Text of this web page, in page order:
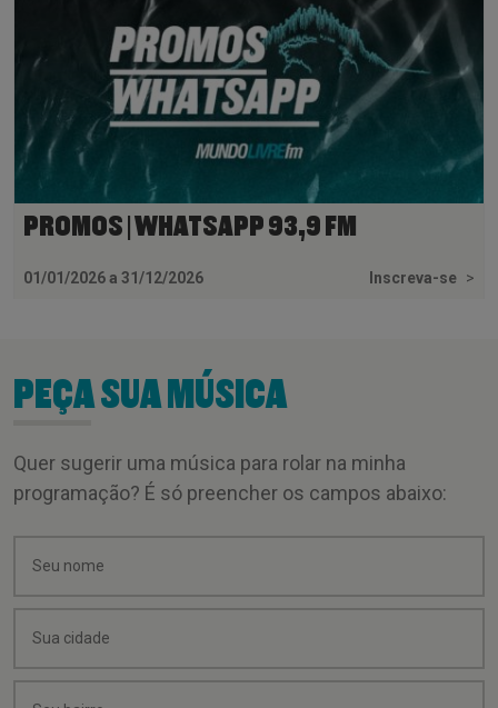
PROMOS | WHATSAPP 93,9 FM
01/01/2026 a 31/12/2026 Inscreva-se >
PEÇA SUA MÚSICA
Quer sugerir uma música para rolar na minha
programação? É só preencher os campos abaixo: